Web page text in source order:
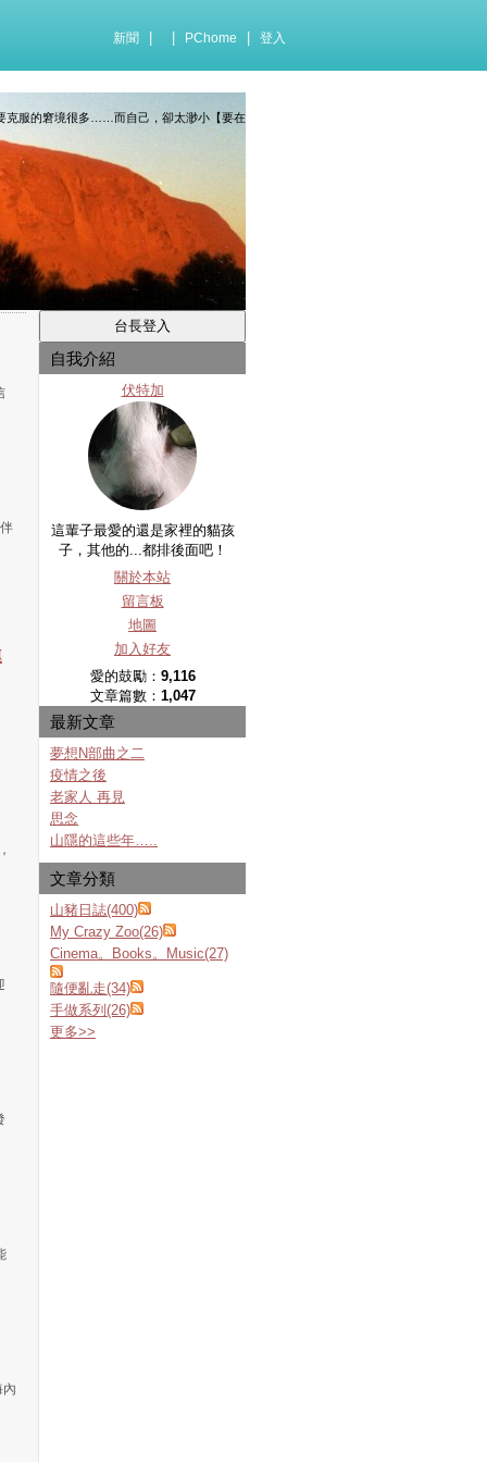
新聞 PChome 登入
克服的窘境很多……而自己，卻太渺小【要在
自我介紹
伏特加
這輩子最愛的還是家裡的貓孩
子，其他的...都排後面吧！
關於本站
留言板
地圖
加入好友
愛的鼓勵： 9,116
文章篇數： 1,047
最新文章
夢想N部曲之二
疫情之後
老家人 再見
思念
山隱的這些年…..
文章分類
山豬日誌(400)
My Crazy Zoo(26)
Cinema。Books。Music(27)
隨便亂走(34)
手做系列(26)
更多>>